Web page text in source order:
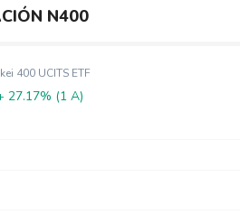
N400
400 UCITS ETF
27.17% (1 A)